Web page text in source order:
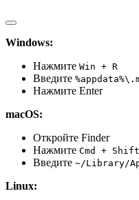
Windows:
Нажмите Win + R
Введите
Нажмите Enter
macOS:
Откройте Finder
Нажмите Cmd +
Введите ~/Library/
Linux: